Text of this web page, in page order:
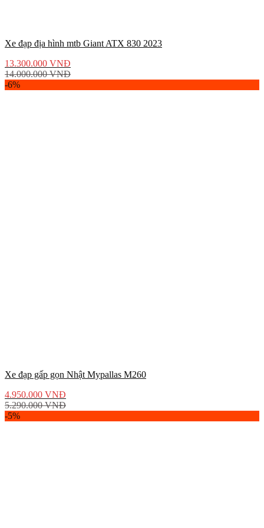
Xe đạp địa hình mtb Giant ATX 830 2023
13.300.000 VNĐ
14.000.000VNĐ
-6%
Xe đạp gấp gọn Nhật Mypallas M260
4.950.000 VNĐ
5.290.000VNĐ
-5%